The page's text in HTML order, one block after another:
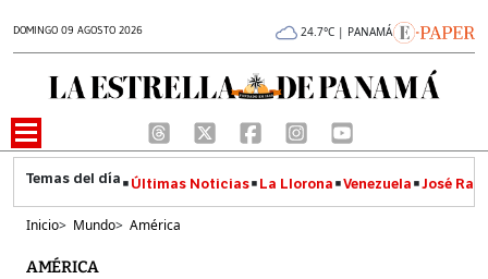
DOMINGO 09 AGOSTO 2026 24.7°C | PANAMÁ
Últimas Noticias La Llorona Venezuela José
Inicio> Mundo> América
AMÉRICA